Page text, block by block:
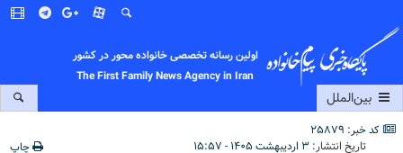
اولین رسانه تخصصی خانواده محور در کشور
The First Family News Agency in Iran
بین‌الملل
کد خبر: 25879
تاریخ انتشار:۳ اردیبهشت ۱۴۰۵ - ۱۵:۵۷ چاپ